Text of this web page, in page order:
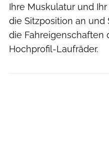
Ihre Muskulatur und
die Sitzposition an und
die Fahreigenschaften
Hochprofil-Laufräder.